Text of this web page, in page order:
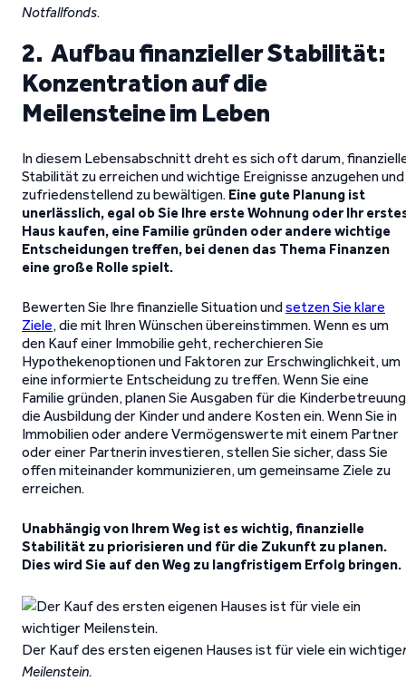
Notfallfonds.
2. Aufbau finanzieller Stabilität:
Konzentration auf die
Meilensteine im Leben
In diesem Lebensabschnitt dreht es sich oft darum,
Stabilität zu erreichen und wichtige Ereignisse anzugehen und
zufriedenstellend zu bewältigen. Eine gute Planung ist
unerlässlich, egal ob Sie Ihre erste Wohnung oder Ihr
Haus kaufen, eine Familie gründen oder andere wichtige
Entscheidungen treffen, bei denen das Thema Finanzen
eine große Rolle spielt.
Bewerten Sie Ihre finanzielle Situation undsetzen Sie klare
Ziele, die mit Ihren Wünschen übereinstimmen. Wenn es um
den Kauf einer Immobilie geht, recherchieren Sie
Hypothekenoptionen und Faktoren zur Erschwinglichkeit, um
eine informierte Entscheidung zu treffen. Wenn Sie eine
Familie gründen, planen Sie Ausgaben für die
die Ausbildung der Kinder und andere Kosten ein. Wenn Sie in
Immobilien oder andere Vermögenswerte mit einem Partner
oder einer Partnerin investieren, stellen Sie sicher, dass Sie
offen miteinander kommunizieren, um gemeinsame Ziele zu
erreichen.
Unabhängig von Ihrem Weg ist es wichtig, finanzielle
Stabilität zu priorisieren und für die Zukunft zu planen.
Dies wird Sie auf den Weg zu langfristigem Erfolg bringen.
Der Kauf des ersten eigenen Hauses ist für viele ein wichtige
Meilenstein.